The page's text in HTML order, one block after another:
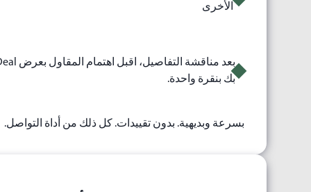
الأخرى
بك بنقرة واحدة.
بسرعة وبديهية. بدون تقييدات. كل ذلك من أداة التواصل.